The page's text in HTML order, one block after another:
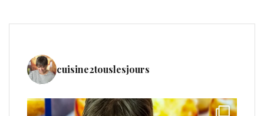
cuisine2touslesjours